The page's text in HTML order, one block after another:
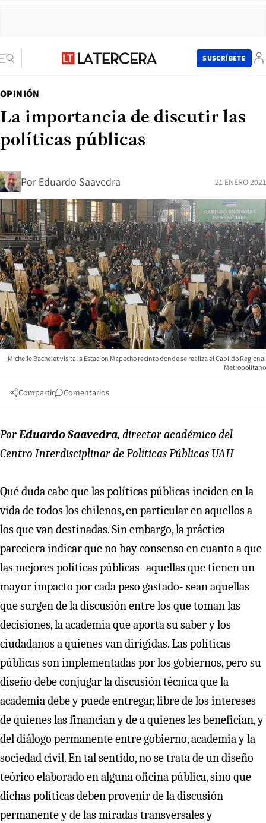
SUSCRÍBETE
OPINIÓN
La importancia de discutir las
políticas públicas
Por Eduardo Saavedra 21 ENERO 2021
Michelle Bachelet visita la Estacion Mapocho recinto donde se realiza el Cabildo Regional
Metropolitano
Compartir Comentarios
PorEduardo Saavedra, director académico del
Centro Interdisciplinar de Políticas Públicas UAH
Qué duda cabe que las políticas públicas inciden en la
vida de todos los chilenos, en particular en aquellos a
los que van destinadas. Sin embargo, la práctica
pareciera indicar que no hay consenso en cuanto a que
las mejores políticas públicas -aquellas que tienen un
mayor impacto por cada peso gastado- sean aquellas
que surgen de la discusión entre los que toman las
decisiones, la academia que aporta su saber y los
ciudadanos a quienes van dirigidas. Las políticas
públicas son implementadas por los gobiernos, pero su
diseño debe conjugar la discusión técnica que la
academia debe y puede entregar, libre de los intereses
de quienes las financian y de a quienes les benefician, y
del diálogo permanente entre gobierno, academia y la
sociedad civil. En tal sentido, no se trata de un diseño
teórico elaborado en alguna oficina pública, sino que
dichas políticas deben provenir de la discusión
permanente y de las miradas transversales y